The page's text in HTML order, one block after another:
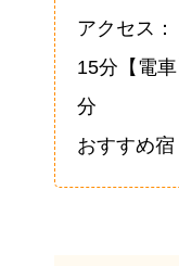
アクセス
15分【電
分
おすすめ